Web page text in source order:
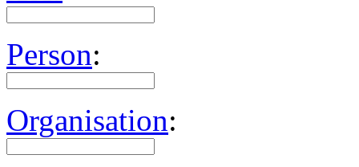
Person:
Organisation: